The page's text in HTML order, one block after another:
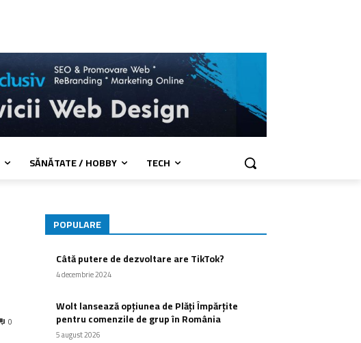
SĂNĂTATE / HOBBY TECH
0
POPULARE
Câtă putere de dezvoltare are TikTok?
4 decembrie 2024
Wolt lansează opțiunea de Plăți Împărțite
pentru comenzile de grup în România
5 august 2026